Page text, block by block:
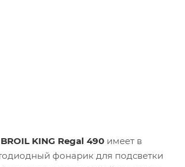
BROIL KING Regal 490 имеет в
фонарик для подсветки